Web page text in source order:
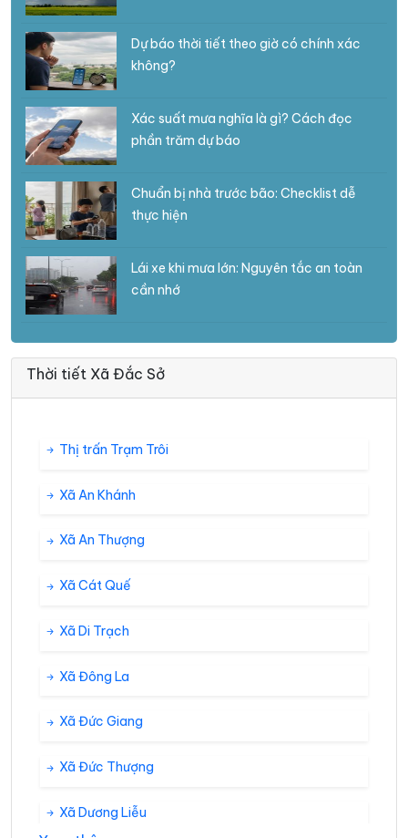
Dự báo thời tiết theo giờ có chính xác
không?
Xác suất mưa nghĩa là gì? Cách đọc
phần trăm dự báo
Chuẩn bị nhà trước bão: Checklist dễ
thực hiện
Lái xe khi mưa lớn: Nguyên tắc an toàn
cần nhớ
Thời tiết Xã Đắc Sở
Thị trấn Trạm Trôi
Xã An Khánh
Xã An Thượng
Xã Cát Quế
Xã Di Trạch
Xã Đông La
Xã Đức Giang
Xã Đức Thượng
Xã Dương Liễu